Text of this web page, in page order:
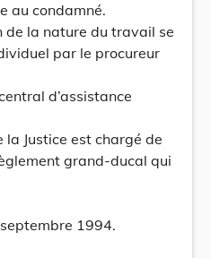
au condamné.
la nature du travail se
par le procureur
d’assistance
Justice est chargé de
grand-ducal qui
1994.